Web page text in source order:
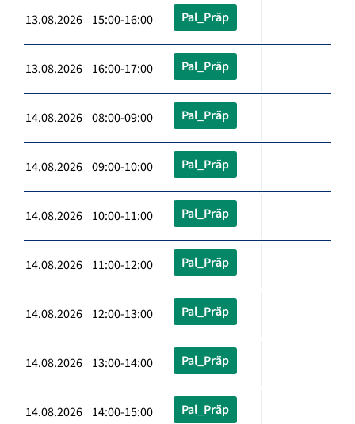
13.08.2026 15:00-16:00 Pal_Präp
13.08.2026 16:00-17:00 Pal_Präp
14.08.2026 08:00-09:00 Pal_Präp
14.08.2026 09:00-10:00 Pal_Präp
14.08.2026 10:00-11:00 Pal_Präp
14.08.2026 11:00-12:00 Pal_Präp
14.08.2026 12:00-13:00 Pal_Präp
14.08.2026 13:00-14:00 Pal_Präp
14.08.2026 14:00-15:00 Pal_Präp